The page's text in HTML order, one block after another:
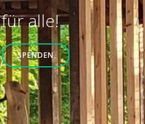
alle!
SPENDEN